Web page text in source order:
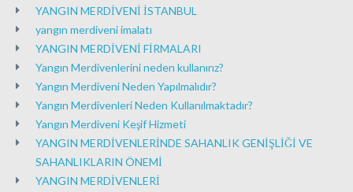
YANGIN MERDİVENİ İSTANBUL
yangın merdiveni imalatı
YANGIN MERDİVENİ FİRMALARI
Yangın Merdivenlerini neden kullanırız?
Yangın Merdiveni Neden Yapılmalıdır?
Yangın Merdivenleri Neden Kullanılmaktadır?
Yangın Merdiveni Keşif Hizmeti
YANGIN MERDİVENLERİNDE SAHANLIK GENİŞLİĞİ VE
SAHANLIKLARIN ÖNEMİ
YANGIN MERDİVENLERİ